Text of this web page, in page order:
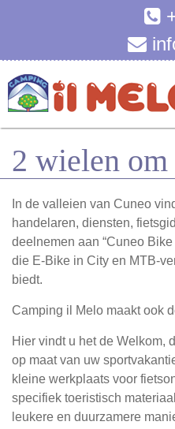
2 wielen
In de valleien van Cuneo
handelaren, diensten,
deelnemen aan “Cuneo
die E-Bike in City en MTB-
biedt.
Camping il Melo maakt ook
Hier vindt u het de Welkom,
op maat van uw
kleine werkplaats voor
specifiek toeristisch
leukere en duurzamere